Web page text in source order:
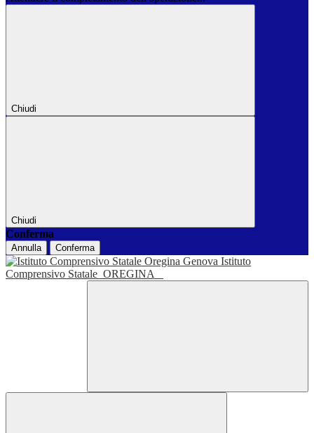
Chiudi
Chiudi
Conferma
Annulla Conferma
Istituto
Comprensivo Statale OREGINA